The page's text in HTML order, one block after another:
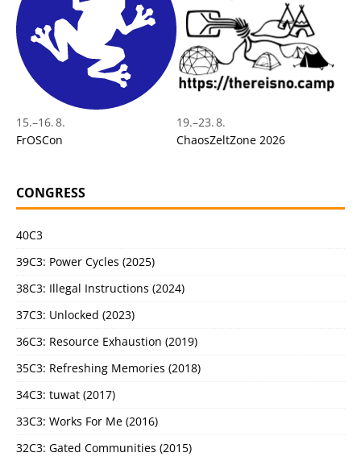
15.–16. 8.
FrOSCon
19.–23. 8.
ChaosZeltZone 2026
CONGRESS
40C3
39C3: Power Cycles (2025)
38C3: Illegal Instructions (2024)
37C3: Unlocked (2023)
36C3: Resource Exhaustion (2019)
35C3: Refreshing Memories (2018)
34C3: tuwat (2017)
33C3: Works For Me (2016)
32C3: Gated Communities (2015)